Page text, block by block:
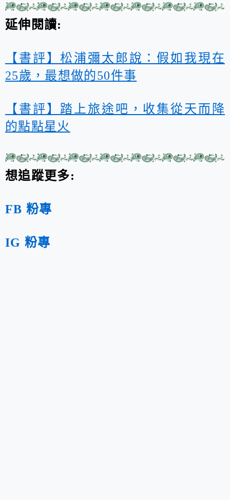
延伸閱讀:
【書評】松浦彌太郎說：假如我現在
25歲，最想做的50件事
【書評】踏上旅途吧，收集從天而降
的點點星火
想追蹤更多:
FB 粉專
IG 粉專